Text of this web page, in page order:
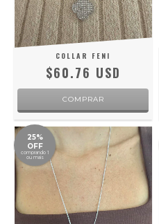
COLLAR FENI
$60.76 USD
25%
OFF
comprando 1
ou mais